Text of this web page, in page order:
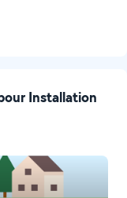
Installation